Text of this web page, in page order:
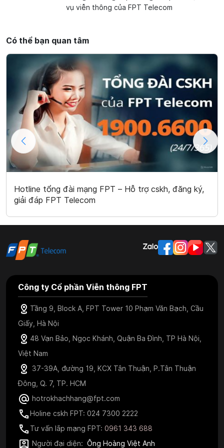
vụ viễn thông của FPT Telecom
Có thể bạn quan tâm
Hotline tổng đài mạng FPT – Hỗ trợ cskh, đăng ký,
giải đáp FPT Telecom
Công ty Cổ phần Viễn thông FPT
Tầng 9, Block A, FPT Tower 10 Phạm Văn Bạch, Cầu
Giấy, Hà Nội
48 Vạn Bảo, Ngọc Khánh, Quận Ba Đình, TP Hà Nội,
Việt Nam
37-39A, đường 19, KCX Tân Thuận, P.Tân Thuận
Đông, Q. 7, TP. HCM
hotrokhachhang@fpt.com
Holine cskh FPT: 024 7300 2222
Tư vấn lắp mạng FPT: 0961 343 688
Người đại diện: Ông Hoàng Việt Anh